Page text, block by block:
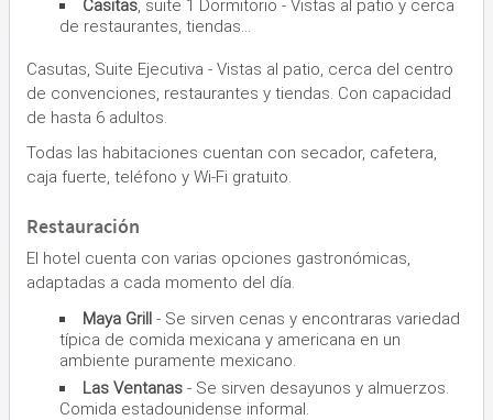
Casitas, suite 1 Dormitorio - Vistas al patio y cerca
de restaurantes, tiendas...
Casutas, Suite Ejecutiva - Vistas al patio, cerca del centro
de convenciones, restaurantes y tiendas. Con capacidad
de hasta 6 adultos.
Todas las habitaciones cuentan con secador, cafetera,
caja fuerte, teléfono y Wi-Fi gratuito.
Restauración
El hotel cuenta con varias opciones gastronómicas,
adaptadas a cada momento del día.
Maya Grill - Se sirven cenas y encontraras variedad
típica de comida mexicana y americana en un
ambiente puramente mexicano.
Las Ventanas - Se sirven desayunos y almuerzos.
Comida estadounidense informal.